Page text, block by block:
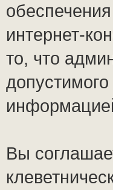
интернет-
то, что
Вы